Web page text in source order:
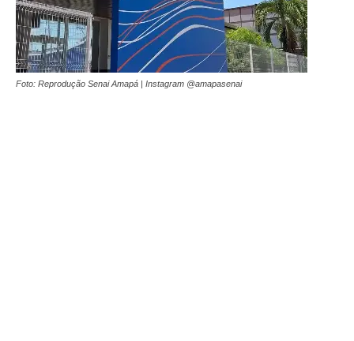
Foto: Reprodução Senai Amapá | Instagram @amapasenai